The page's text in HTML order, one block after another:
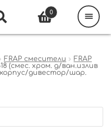
FRAP смесители
FRAP
(смес. хром. д/ван.излив
корпус/дивестор/шар.
0